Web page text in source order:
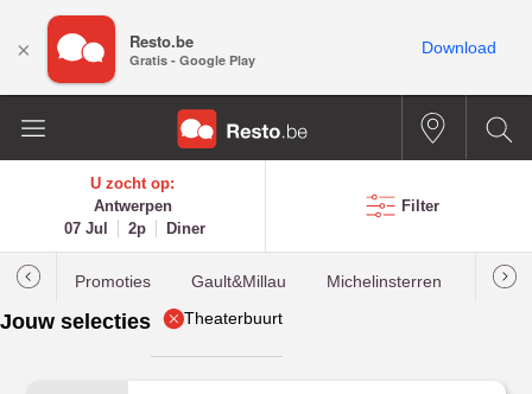
U zocht op:
Antwerpen
07 Jul
2p Diner
Filter
Promoties Gault&Millau Michelinsterren
Jouw selecties Theaterbuurt
× Resto.be
Gratis - Google Play
Download